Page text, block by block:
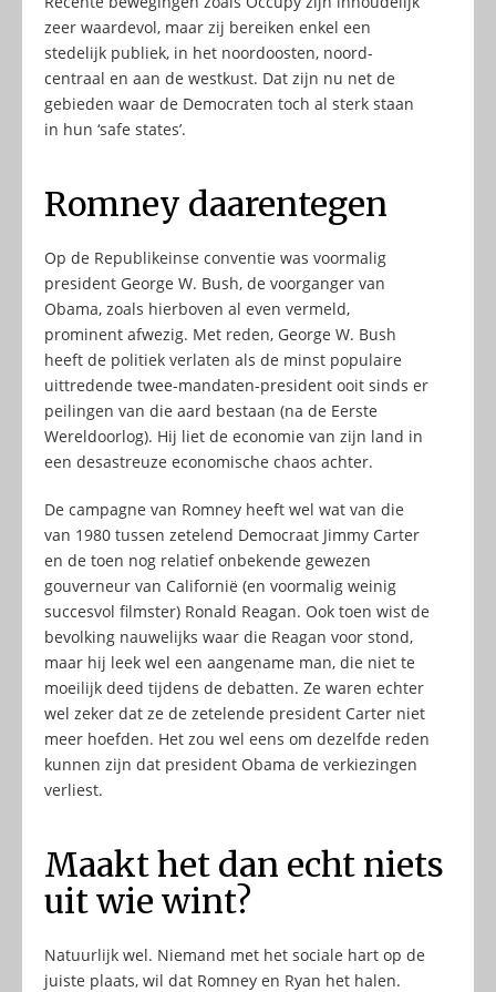
zeer waardevol, maar zij bereiken enkel een
stedelijk publiek, in het noordoosten, noord-
centraal en aan de westkust. Dat zijn nu net de
gebieden waar de Democraten toch al sterk staan
in hun ‘safe states’.
Romney daarentegen
Op de Republikeinse conventie was voormalig
president George W. Bush, de voorganger van
Obama, zoals hierboven al even vermeld,
prominent afwezig. Met reden, George W. Bush
heeft de politiek verlaten als de minst populaire
uittredende twee-mandaten-president ooit sinds er
peilingen van die aard bestaan (na de Eerste
Wereldoorlog). Hij liet de economie van zijn land in
een desastreuze economische chaos achter.
De campagne van Romney heeft wel wat van die
van 1980 tussen zetelend Democraat Jimmy Carter
en de toen nog relatief onbekende gewezen
gouverneur van Californië (en voormalig weinig
succesvol filmster) Ronald Reagan. Ook toen wist de
bevolking nauwelijks waar die Reagan voor stond,
maar hij leek wel een aangename man, die niet te
moeilijk deed tijdens de debatten. Ze waren echter
wel zeker dat ze de zetelende president Carter niet
meer hoefden. Het zou wel eens om dezelfde reden
kunnen zijn dat president Obama de verkiezingen
verliest.
Maakt het dan echt niets
uit wie wint?
Natuurlijk wel. Niemand met het sociale hart op de
juiste plaats, wil dat Romney en Ryan het halen.